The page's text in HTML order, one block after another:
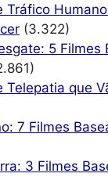
Tráfico
(3.322)
5 Filmes
Telepatia que
7 Filmes
3 Filmes